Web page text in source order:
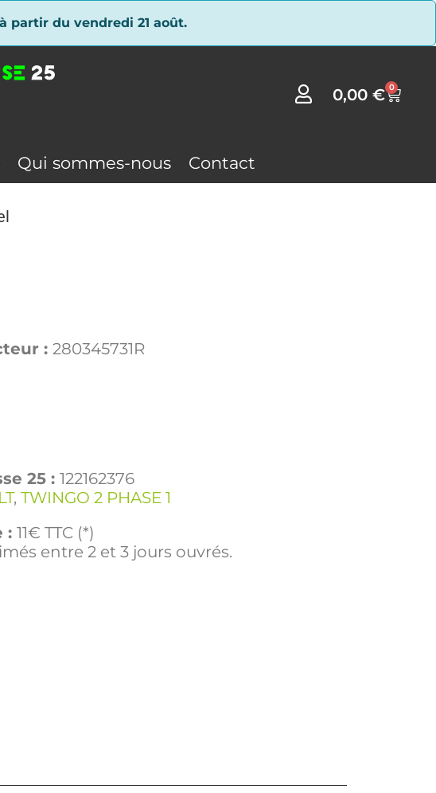
partir du vendredi 21 août.
0,00€ 0
Qui sommes-nous Contact
: 280345731R
25 : 122162376
, TWINGO 2 PHASE 1
: 11€ TTC (*)
entre 2 et 3 jours ouvrés.